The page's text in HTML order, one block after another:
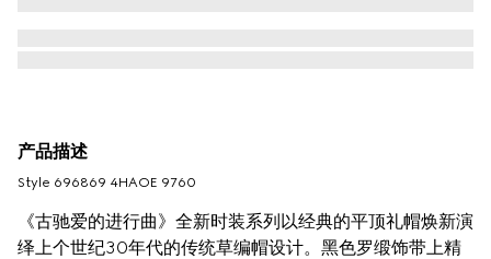
产品描述
Style ‎696869 4HAOE 9760
《古驰爱的进行曲》全新时装系列以经典的平顶礼帽焕新演
绎上个世纪30年代的传统草编帽设计。黑色罗缎饰带上精